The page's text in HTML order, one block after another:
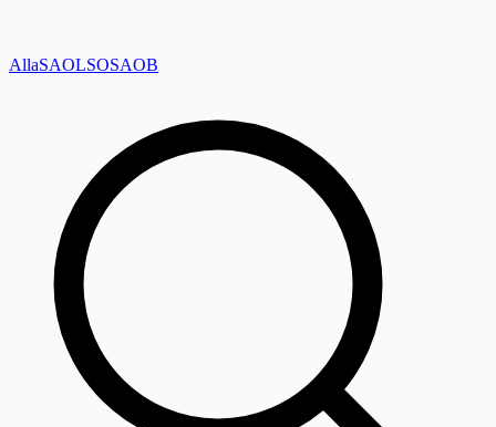
AllaSAOLSOSAOB